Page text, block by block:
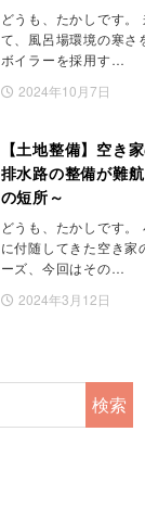
どうも、たかしです
て、風呂場環境の寒さ
ボイラーを採用す…
2024年10月7日
【土地整備】空き
排水路の整備が難
の短所～
どうも、たかしです
に付随してきた空き家
ーズ、今回はその…
2024年3月12日
検索